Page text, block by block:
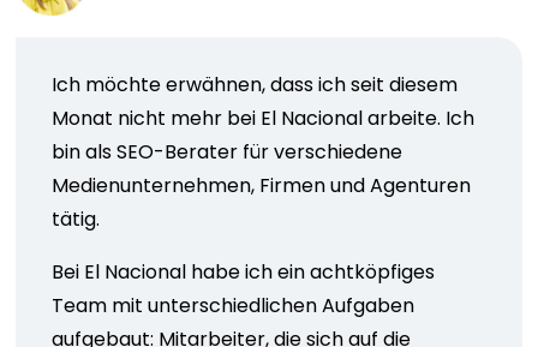
Ich möchte erwähnen, dass ich seit diesem
Monat nicht mehr bei El Nacional arbeite. Ich
bin als SEO-Berater für verschiedene
Medienunternehmen, Firmen und Agenturen
tätig.
Bei El Nacional habe ich ein achtköpfiges
Team mit unterschiedlichen Aufgaben
aufgebaut: Mitarbeiter, die sich auf die